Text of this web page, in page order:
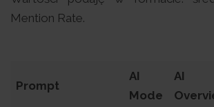
Mention Rate.
Prompt
AI
Mode
AI